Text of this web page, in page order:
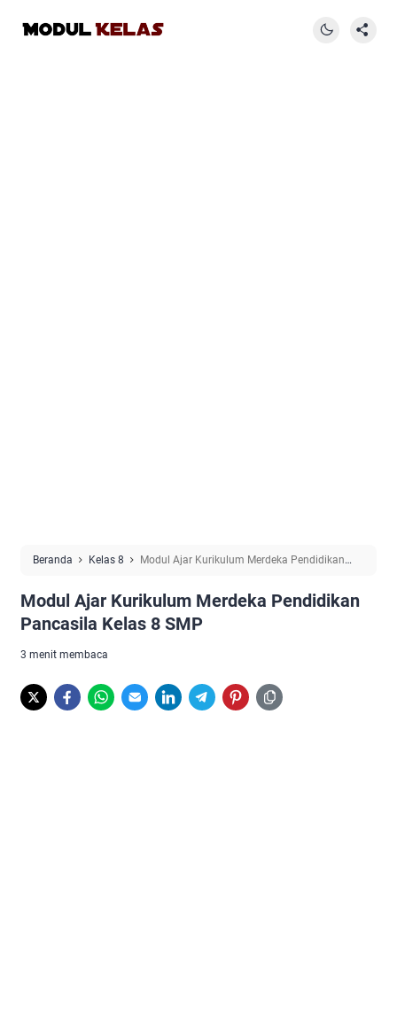
Beranda Kelas 8
Modul Ajar Kurikulum Merdeka Pendidikan
Modul Ajar Kurikulum Merdeka Pendidikan
Pancasila Kelas 8 SMP
3 menit membaca